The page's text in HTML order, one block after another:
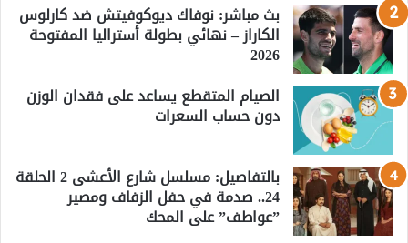
بث مباشر: نوفاك ديوكوفيتش ضد كارلوس
الكاراز – نهائي بطولة أستراليا المفتوحة
2026
الصيام المتقطع يساعد على فقدان الوزن
دون حساب السعرات
بالتفاصيل: مسلسل شارع الأعشى 2 الحلقة
24.. صدمة في حفل الزفاف ومصير
”عواطف” على المحك